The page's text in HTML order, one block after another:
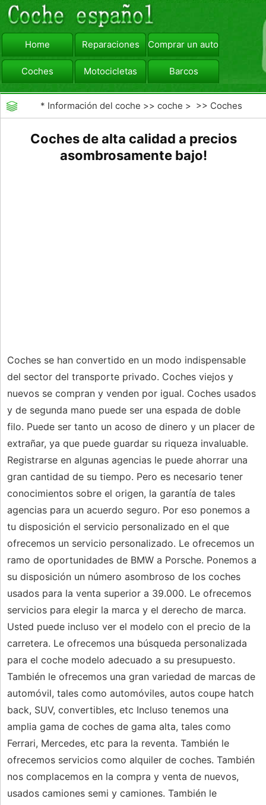
Home Reparaciones Comprar un automóvil
Coches Motocicletas Barcos
viajar Camiones
* Información del coche >>coche > >> Coches
Coches de alta calidad a precios
asombrosamente bajo!
Coches se han convertido en un modo indispensable
del sector del transporte privado. Coches viejos y
nuevos se compran y venden por igual. Coches usados ​​
y de segunda mano puede ser una espada de doble
filo. Puede ser tanto un acoso de dinero y un placer de
extrañar, ya que puede guardar su riqueza invaluable.
Registrarse en algunas agencias le puede ahorrar una
gran cantidad de su tiempo. Pero es necesario tener
conocimientos sobre el origen, la garantía de tales
agencias para un acuerdo seguro. Por eso ponemos a
tu disposición el servicio personalizado en el que
ofrecemos un servicio personalizado. Le ofrecemos un
ramo de oportunidades de BMW a Porsche. Ponemos a
su disposición un número asombroso de los coches
usados ​​para la venta superior a 39.000. Le ofrecemos
servicios para elegir la marca y el derecho de marca.
Usted puede incluso ver el modelo con el precio de la
carretera. Le ofrecemos una búsqueda personalizada
para el coche modelo adecuado a su presupuesto.
También le ofrecemos una gran variedad de marcas de
automóvil, tales como automóviles, autos coupe hatch
back, SUV, convertibles, etc Incluso tenemos una
amplia gama de coches de gama alta, tales como
Ferrari, Mercedes, etc para la reventa. También le
ofrecemos servicios como alquiler de coches. También
nos complacemos en la compra y venta de nuevos,
usados ​​camiones semi y camiones. También le